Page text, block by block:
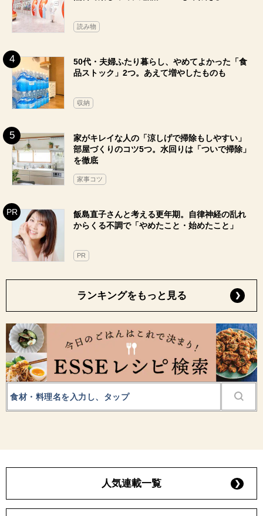
読み物
50代・夫婦ふたり暮らし、やめてよかった「食
品ストック」2つ。あえて増やしたものも
収納
家がキレイな人の「涼しげで掃除もしやすい」
部屋づくりのコツ5つ。水回りは「ついで掃除」
を徹底
家事コツ
飯島直子さんと考える更年期。自律神経の乱れ
からくる不調で「やめたこと・始めたこと」
PR
ランキングをもっと見る
人気連載一覧